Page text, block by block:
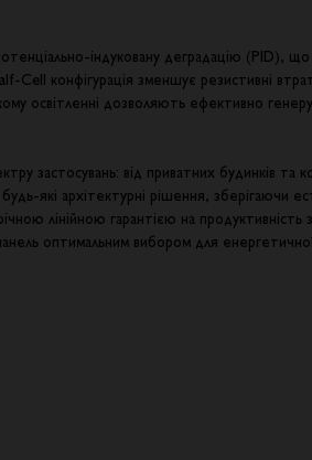
індуковану деградацію (PID),
Cell конфігурація зменшує резистивні
освітленні дозволяють ефективно
застосувань: від приватних будинків та
які архітектурні рішення, зберігаючи
лінійною гарантією на
оптимальним вибором для